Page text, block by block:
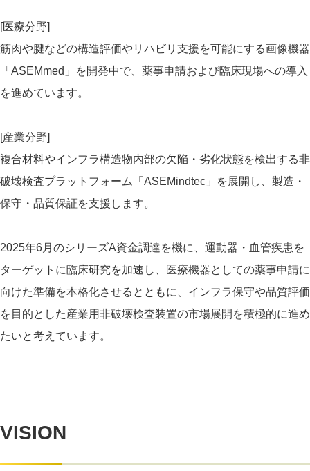
[医療分野]
筋肉や腱などの構造評価やリハビリ支援を可能にする画像機器
「ASEMmed」を開発中で、薬事申請および臨床現場への導入
を進めています。
[産業分野]
複合材料やインフラ構造物内部の欠陥・劣化状態を検出する非
破壊検査プラットフォーム「ASEMindtec」を展開し、製造・
保守・品質保証を支援します。
2025年6月のシリーズA資金調達を機に、運動器・血管疾患を
ターゲットに臨床研究を加速し、医療機器としての薬事申請に
向けた準備を本格化させるとともに、インフラ保守や品質評価
を目的とした産業用非破壊検査装置の市場展開を積極的に進め
たいと考えています。
VISION